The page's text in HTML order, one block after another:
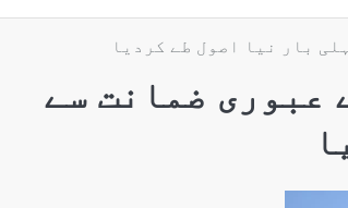
بار نیا اصول طے کردیا
عبوری ضمانت سے